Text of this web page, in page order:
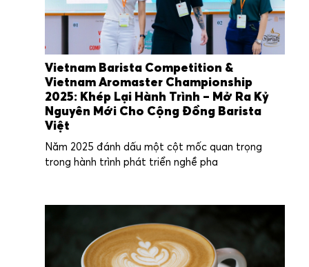
Vietnam Barista Competition &
Vietnam Aromaster Championship
2025: Khép Lại Hành Trình – Mở Ra Kỷ
Nguyên Mới Cho Cộng Đồng Barista
Việt
Năm 2025 đánh dấu một cột mốc quan trọng
trong hành trình phát triển nghề pha